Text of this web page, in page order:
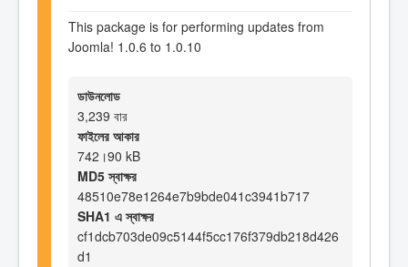
This package is for performing updates from
Joomla! 1.0.6 to 1.0.10
ডাউনলোড
3,239 বার
ফাইলের আকার
742।90 kB
MD5 স্বাক্ষর
48510e78e1264e7b9bde041c3941b717
SHA1 এ স্বাক্ষর
cf1dcb703de09c5144f5cc176f379db218d426
d1